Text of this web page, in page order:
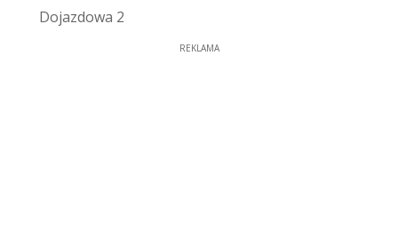
Dojazdowa 2
REKLAMA